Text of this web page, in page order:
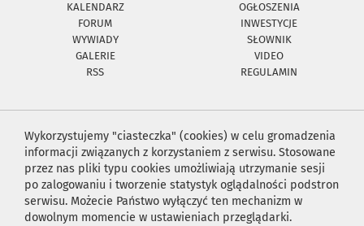
KALENDARZ
OGŁOSZENIA
FORUM
INWESTYCJE
WYWIADY
SŁOWNIK
GALERIE
VIDEO
RSS
REGULAMIN
Wykorzystujemy "ciasteczka" (cookies) w celu gromadzenia
informacji związanych z korzystaniem z serwisu. Stosowane
przez nas pliki typu cookies umożliwiają utrzymanie sesji
po zalogowaniu i tworzenie statystyk oglądalności podstron
serwisu. Możecie Państwo wyłączyć ten mechanizm w
dowolnym momencie w ustawieniach przeglądarki.